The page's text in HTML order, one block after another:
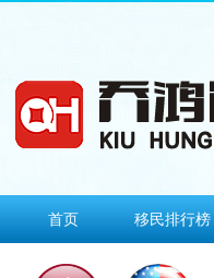
首页 移民排行榜